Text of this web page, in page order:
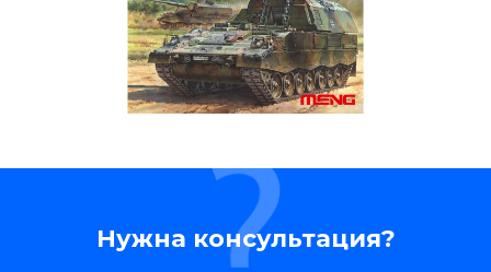
Нужна консультация?